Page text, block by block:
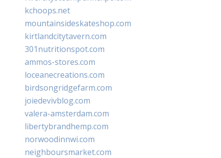
kchoops.net
mountainsideskateshop.com
kirtlandcitytavern.com
301nutritionspot.com
ammos-stores.com
loceanecreations.com
birdsongridgefarm.com
joiedevivblog.com
valera-amsterdam.com
libertybrandhemp.com
norwoodinnwi.com
neighboursmarket.com